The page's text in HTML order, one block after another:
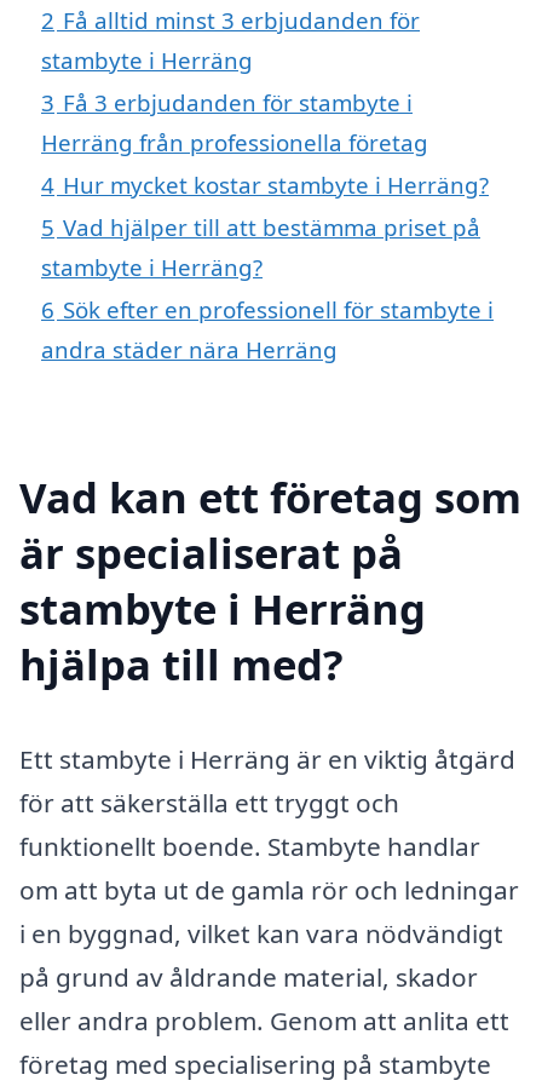
2 Få alltid minst 3 erbjudanden för
stambyte i Herräng
3 Få 3 erbjudanden för stambyte i
Herräng från professionella företag
4 Hur mycket kostar stambyte i Herräng?
5 Vad hjälper till att bestämma priset på
stambyte i Herräng?
6 Sök efter en professionell för stambyte i
andra städer nära Herräng
Vad kan ett företag som
är specialiserat på
stambyte i Herräng
hjälpa till med?
Ett stambyte i Herräng är en viktig åtgärd
för att säkerställa ett tryggt och
funktionellt boende. Stambyte handlar
om att byta ut de gamla rör och ledningar
i en byggnad, vilket kan vara nödvändigt
på grund av åldrande material, skador
eller andra problem. Genom att anlita ett
företag med specialisering på stambyte